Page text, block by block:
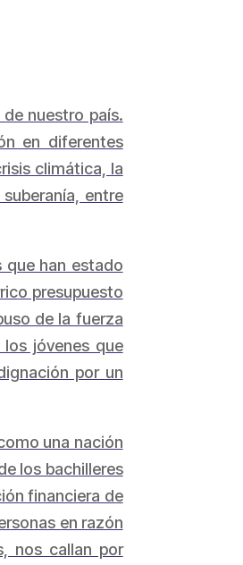
nuestro país.
en diferentes
climática, la
entre
que han estado
presupuesto
de la fuerza
jóvenes que
por un
una nación
los bachilleres
financiera de
en razón
nos callan por